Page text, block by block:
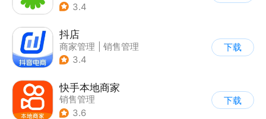
3.4
抖店
商家管理
销售管理
3.4
下载
快手本地商家
销售管理
3.6
下载